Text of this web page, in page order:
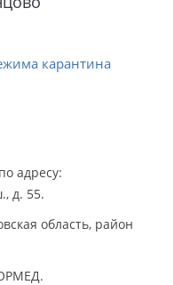
карантина
адресу:
д. 55.
область, район